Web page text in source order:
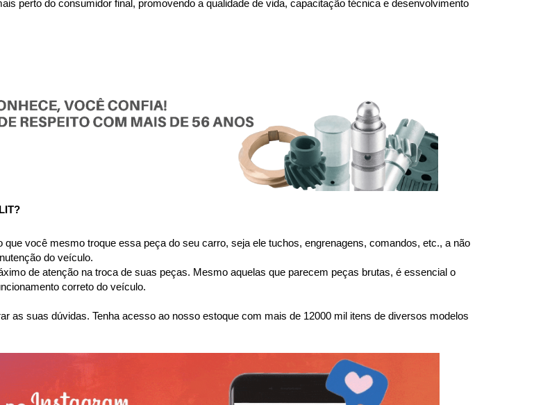
perto do consumidor final, promovendo a qualidade de vida, capacitação técnica e desenvolvimento
você mesmo troque essa peça do seu carro, seja ele tuchos, engrenagens, comandos, etc., a não
do veículo.
de atenção na troca de suas peças. Mesmo aquelas que parecem peças brutas, é essencial o
correto do veículo.
as suas dúvidas. Tenha acesso ao nosso estoque com mais de 12000 mil itens de diversos modelos